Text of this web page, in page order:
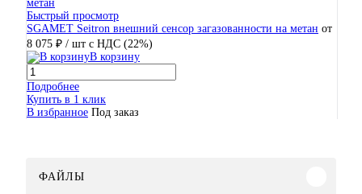
Быстрый просмотр
SGAMET Seitron внешний сенсор загазованности на метан от
8 075 ₽ / шт с НДС (22%)
В корзину
Подробнее
Купить в 1 клик
В избранное Под заказ
ФАЙЛЫ